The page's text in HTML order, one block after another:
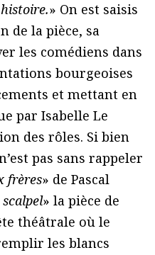
» On est saisis
de la pièce, sa
les comédiens dans
bourgeoises
et mettant en
par Isabelle Le
des rôles. Si bien
pas sans rappeler
frères» de Pascal
» la pièce de
théâtrale où le
les blancs